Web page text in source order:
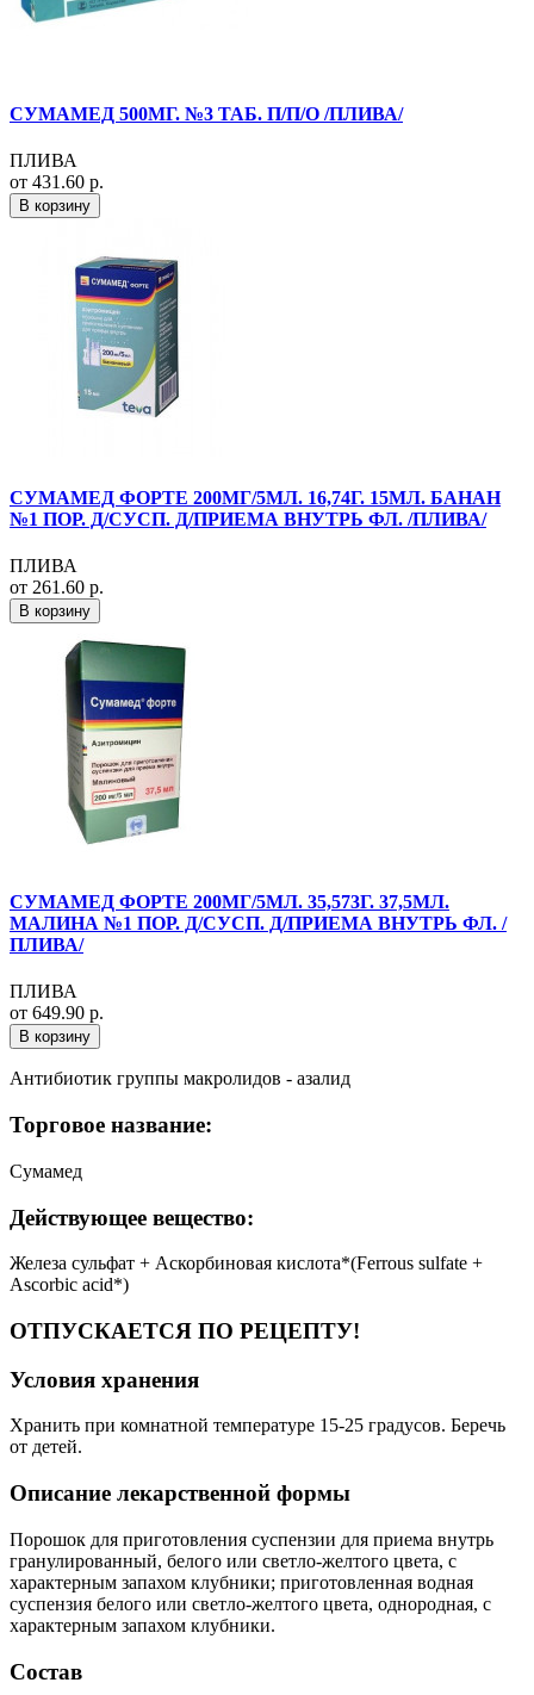
СУМАМЕД 500МГ. №3 ТАБ. П/П/О /ПЛИВА/
ПЛИВА
от 431.60 р.
В корзину
СУМАМЕД ФОРТЕ 200МГ/5МЛ. 16,74Г. 15МЛ. БАНАН
№1 ПОР. Д/СУСП. Д/ПРИЕМА ВНУТРЬ ФЛ. /ПЛИВА/
ПЛИВА
от 261.60 р.
В корзину
СУМАМЕД ФОРТЕ 200МГ/5МЛ. 35,573Г. 37,5МЛ.
МАЛИНА №1 ПОР. Д/СУСП. Д/ПРИЕМА ВНУТРЬ ФЛ. /
ПЛИВА/
ПЛИВА
от 649.90 р.
В корзину
Антибиотик группы макролидов - азалид
Торговое название:
Сумамед
Действующее вещество:
Железа сульфат + Аскорбиновая кислота*(Ferrous sulfate +
Ascorbic acid*)
ОТПУСКАЕТСЯ ПО РЕЦЕПТУ!
Условия хранения
Хранить при комнатной температуре 15-25 градусов. Беречь
от детей.
Описание лекарственной формы
Порошок для приготовления суспензии для приема внутрь
гранулированный, белого или светло-желтого цвета, с
характерным запахом клубники; приготовленная водная
суспензия белого или светло-желтого цвета, однородная, с
характерным запахом клубники.
Состав